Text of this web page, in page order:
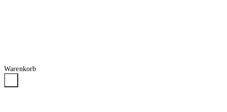
Warenkorb